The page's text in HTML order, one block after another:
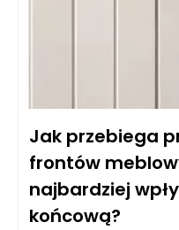
Jak przebiega
frontów
najbardziej
końcową?